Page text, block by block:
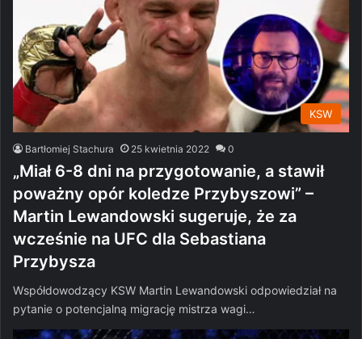
KSW
Bartłomiej Stachura 25 kwietnia 2022 0
„Miał 6-8 dni na przygotowanie, a stawił
poważny opór koledze Przybyszowi” –
Martin Lewandowski sugeruje, że za
wcześnie na UFC dla Sebastiana
Przybysza
Współdowodzący KSW Martin Lewandowski odpowiedział na
pytanie o potencjalną migrację mistrza wagi…